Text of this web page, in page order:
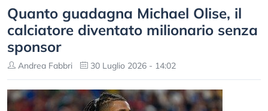
Quanto guadagna Michael Olise, il
calciatore diventato milionario senza
sponsor
Andrea Fabbri 30 Luglio 2026 - 14:02